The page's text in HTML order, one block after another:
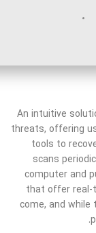
An intuitive
threats, offering
tools to
scans
computer and
that offer real-
come, and while